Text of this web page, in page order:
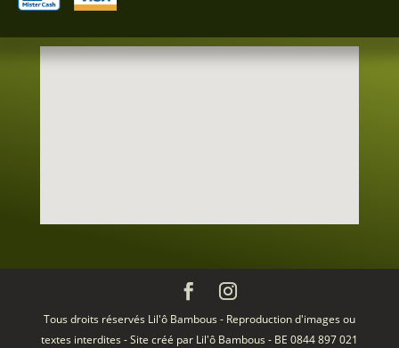
Tous droits réservés Lil'ô Bambous - Reproduction d'images ou
textes interdites - Site créé par Lil'ô Bambous - BE 0844 897 021